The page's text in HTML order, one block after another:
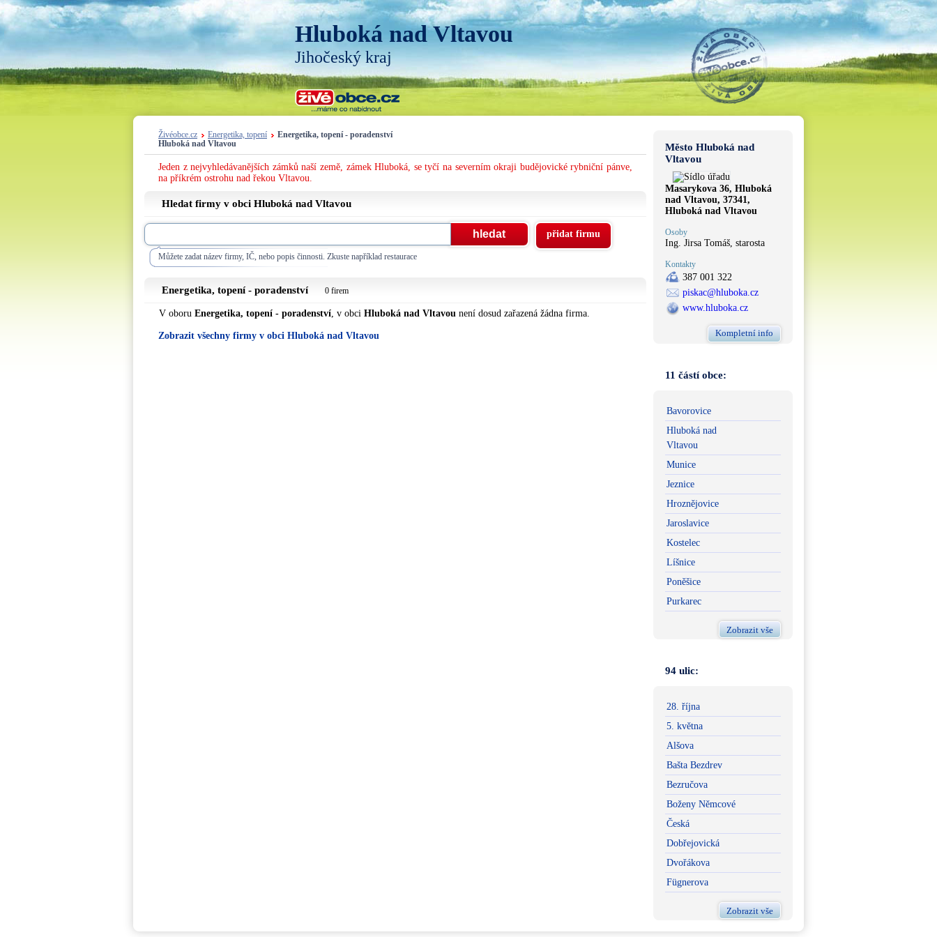
Hluboká nad Vltavou
Jihočeský kraj
Živéobce.cz Energetika, topení
Energetika, topení - poradenství
Hluboká nad Vltavou
Jeden z nejvyhledávanějších zámků naší země, zámek Hluboká, se tyčí na severním okraji budějovické rybniční pánve,
na příkrém ostrohu nad řekou Vltavou.
Hledat firmy v obci Hluboká nad Vltavou
Můžete zadat název firmy, IČ, nebo popis činnosti. Zkuste například restaurace
přidat firmu
Energetika, topení - poradenství 0 firem
V oboru Energetika, topení - poradenství, v obci Hluboká nad Vltavou není dosud zařazená žádna firma.
Zobrazit všechny firmy v obci Hluboká nad Vltavou
Město Hluboká nad
Vltavou
Masarykova 36, Hluboká
nad Vltavou, 37341,
Hluboká nad Vltavou
Osoby
Ing. Jirsa Tomáš, starosta
Kontakty
387 001 322
piskac@hluboka.cz
www.hluboka.cz
Kompletní info
11 částí obce:
Bavorovice
Hluboká nad
Vltavou
Munice
Jeznice
Hroznějovice
Jaroslavice
Kostelec
Líšnice
Poněšice
Purkarec
Zobrazit vše
94 ulic:
28. října
5. května
Alšova
Bašta Bezdrev
Bezručova
Boženy Němcové
Česká
Dobřejovická
Dvořákova
Fügnerova
Zobrazit vše